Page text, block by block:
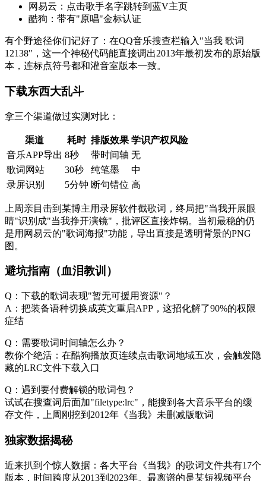
网易云：点击歌手名字跳转到蓝V主页
酷狗：带有"原唱"金标认证
有个野途径你们记好了：在QQ音乐搜查栏输入"当我 歌词
12138"，这一个神秘代码能直接调出2013年最初发布的原始版
本，连标点符号都和灌音室版本一致。
下载东西大乱斗
拿三个渠道做过实测对比：
渠道 耗时 排版效果 学识产权风险
音乐APP导出 8秒 带时间轴 无
歌词网站
30秒 纯笔墨
中
录屏识别
5分钟 断句错位 高
上周亲目击到某博主用录屏软件截歌词，终局把"当我开展眼
睛"识别成"当我挣开演镜"，批评区直接炸锅。当初最稳的仍
是用网易云的"歌词海报"功能，导出直接是透明背景的PNG
图。
避坑指南（血泪教训）
Q：下载的歌词表现"暂无可援用资源"？
A：把装备语种切换成英文重启APP，这招化解了90%的权限
症结
Q：需要歌词时间轴怎么办？
教你个绝活：在酷狗播放页连续点击歌词地域五次，会触发隐
藏的LRC文件下载入口
Q：遇到要付费解锁的歌词包？
试试在搜查词后面加"filetype:lrc"，能搜到各大音乐平台的缓
存文件，上周刚挖到2012年《当我》未删减版歌词
独家数据揭秘
近来扒到个惊人数据：各大平台《当我》的歌词文件共有17个
版本，时间跨度从2013到2023年。最离谱的是某短视频平台